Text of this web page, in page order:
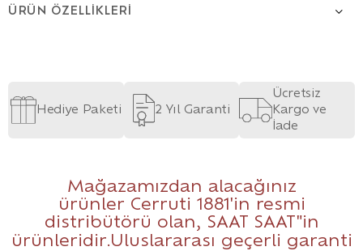
ÜRÜN ÖZELLIKLERI
Hediye Paketi 2 Yıl Garanti
Ücretsiz
Kargo ve
İade
Mağazamızdan alacağınız
ürünler Cerruti 1881'in resmi
distribütörü olan, SAAT SAAT "in
ürünleridir.Uluslararası geçerli garanti